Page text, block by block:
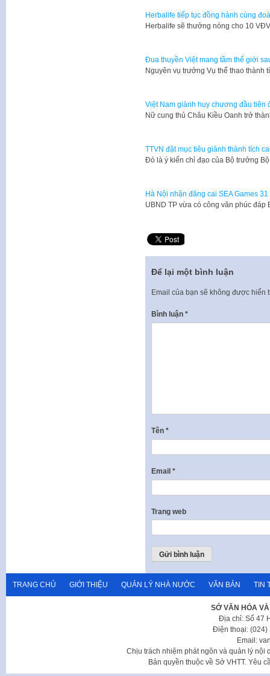
Herbalife tiếp tục đồng hành cùng
Herbalife sẽ thưởng nóng cho 10
Đua thuyền Việt mang tầm thế giới
​Nguyên vụ trưởng Vụ thể thao
Việt Nam giành huy chương đầu tiên
Nữ cung thủ Châu Kiều Oanh trở
TTVN đặt mục tiêu giành thành tích
Đó là ý kiến chỉ đạo của Bộ trưởng
Hà Nội nhận đăng cai SEA Games 31
UBND TP vừa có công văn phúc
Để lại một bình luận
Email của bạn sẽ không được hiển
Bình luận *
Tên *
Email *
Trang web
TRANG CHỦ GIỚI THIỆU QUẢN LÝ NHÀ NƯỚC VĂN BẢN TIN
SỞ VĂN HÓA
Địa chỉ: Số 47
Điện thoại: (024)
Email:
Chịu trách nhiệm phát ngôn và quản lý nội
Bản quyền thuộc về Sở VHTT. Yêu